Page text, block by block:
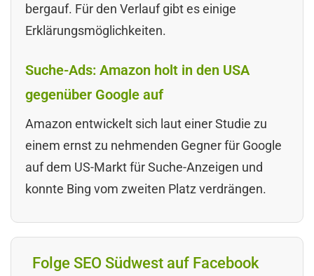
bergauf. Für den Verlauf gibt es einige
Erklärungsmöglichkeiten.
Suche-Ads: Amazon holt in den USA
gegenüber Google auf
Amazon entwickelt sich laut einer Studie zu
einem ernst zu nehmenden Gegner für Google
auf dem US-Markt für Suche-Anzeigen und
konnte Bing vom zweiten Platz verdrängen.
Folge SEO Südwest auf Facebook